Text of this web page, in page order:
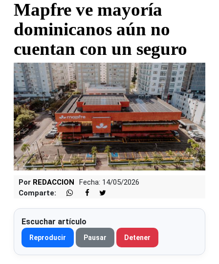
Mapfre ve mayoría
dominicanos aún no
cuentan con un seguro
Por REDACCION
Fecha: 14/05/2026
Comparte:
Escuchar artículo
Reproducir Pausar Detener